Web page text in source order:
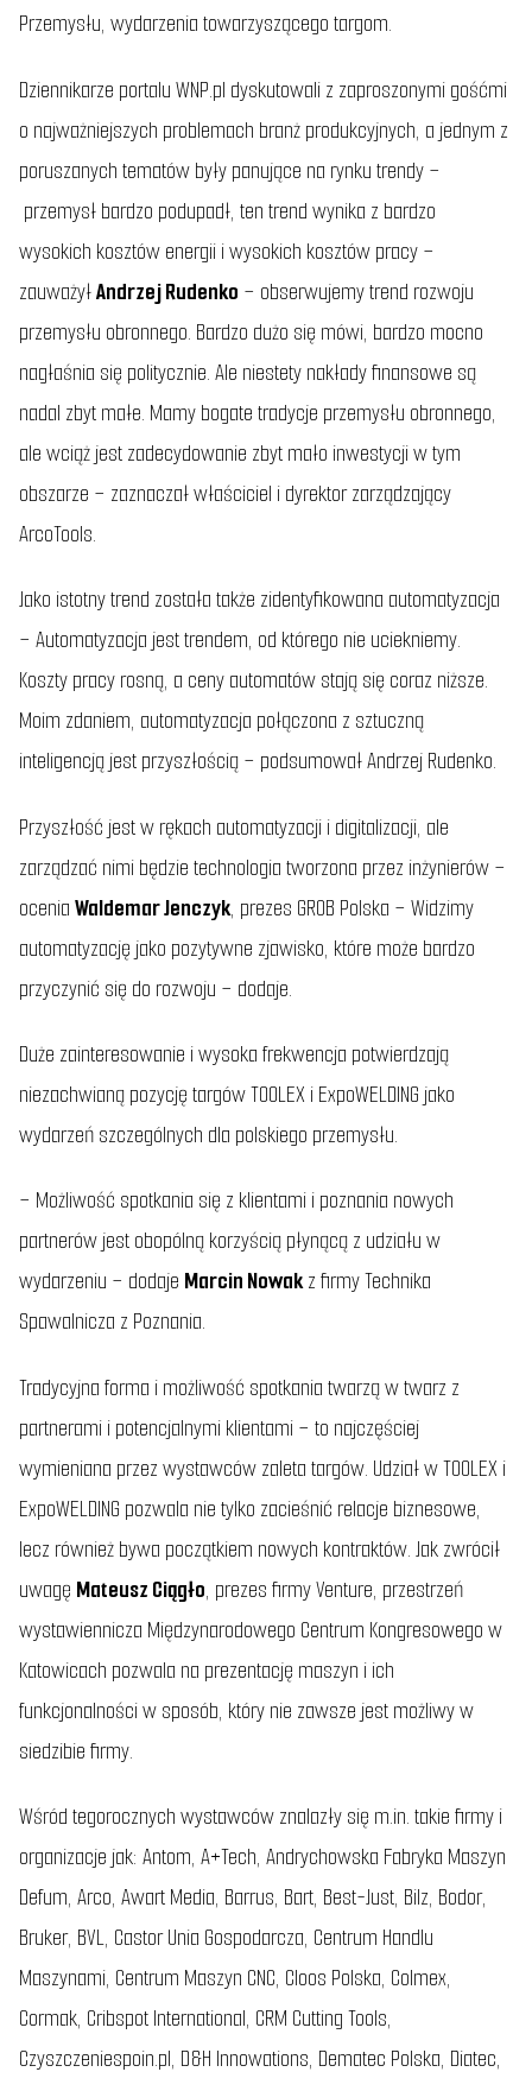
Przemysłu, wydarzenia towarzyszącego targom.
Dziennikarze portalu WNP.pl dyskutowali z zaproszonymi gośćmi
o najważniejszych problemach branż produkcyjnych, a jednym z
poruszanych tematów były panujące na rynku trendy –
przemysł bardzo podupadł, ten trend wynika z bardzo
wysokich kosztów energii i wysokich kosztów pracy –
zauważyłAndrzej Rudenko – obserwujemy trend rozwoju
przemysłu obronnego. Bardzo dużo się mówi, bardzo mocno
nagłaśnia się politycznie. Ale niestety nakłady finansowe są
nadal zbyt małe. Mamy bogate tradycje przemysłu obronnego,
ale wciąż jest zadecydowanie zbyt mało inwestycji w tym
obszarze – zaznaczał właściciel i dyrektor zarządzający
ArcoTools.
Jako istotny trend została także zidentyfikowana automatyzacja
–Automatyzacja jest trendem, od którego nie uciekniemy.
Koszty pracy rosną, a ceny automatów stają się coraz niższe.
Moim zdaniem, automatyzacja połączona z sztuczną
inteligencją jest przyszłością – podsumował Andrzej Rudenko.
Przyszłość jest w rękach automatyzacji i digitalizacji, ale
zarządzać nimi będzie technologia tworzona przez inżynierów –
oceniaWaldemar Jenczyk, prezes GROB Polska –Widzimy
automatyzację jako pozytywne zjawisko, które może bardzo
przyczynić się do rozwoju – dodaje.
Duże zainteresowanie i wysoka frekwencja potwierdzają
niezachwianą pozycję targów TOOLEX i ExpoWELDING jako
wydarzeń szczególnych dla polskiego przemysłu.
– Możliwość spotkania się z klientami i poznania nowych
partnerów jest obopólną korzyścią płynącą z udziału w
wydarzeniu – dodaje Marcin Nowakz firmy Technika
Spawalnicza z Poznania.
Tradycyjna forma i możliwość spotkania twarzą w twarz z
partnerami i potencjalnymi klientami – to najczęściej
wymieniana przez wystawców zaleta targów. Udział w TOOLEX i
ExpoWELDING pozwala nie tylko zacieśnić relacje biznesowe,
lecz również bywa początkiem nowych kontraktów. Jak zwrócił
uwagę Mateusz Ciągło, prezes firmy Venture, przestrzeń
wystawiennicza Międzynarodowego Centrum Kongresowego w
Katowicach pozwala na prezentację maszyn i ich
funkcjonalności w sposób, który nie zawsze jest możliwy w
siedzibie firmy.
Wśród tegorocznych wystawców znalazły się m.in. takie firmy i
organizacje jak: Antom, A+Tech, Andrychowska Fabryka Maszyn
Defum, Arco, Awart Media, Barrus, Bart, Best-Just, Bilz, Bodor,
Bruker, BVL, Castor Unia Gospodarcza, Centrum Handlu
Maszynami, Centrum Maszyn CNC, Cloos Polska, Colmex,
Cormak, Cribspot International, CRM Cutting Tools,
Czyszczeniespoin.pl, D&H Innowations, Dematec Polska, Diatec,